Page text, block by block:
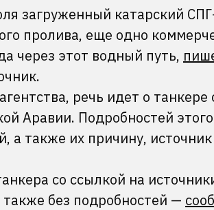
загруженный катарский
пролива, еще одно
через этот водный путь,
речь идет о
Аравии. Подробностей
также их причину,
со ссылкой на
без подробностей —